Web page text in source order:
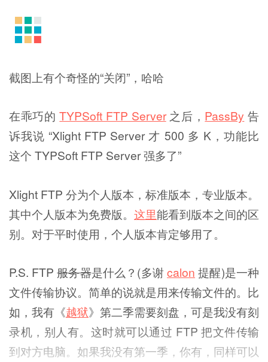
截图上有个奇怪的“关闭”，哈哈
在乖巧的TYPSoft FTP Server之后， PassBy 告
诉我说 “Xlight FTP Server 才 500 多 K，功能比
这个 TYPSoft FTP Server 强多了”
Xlight FTP 分为个人版本，标准版本，专业版本。
其中个人版本为免费版。 这里能看到版本之间的区
别。对于平时使用，个人版本肯定够用了。
P.S. FTP服务器是什么？(多谢calon 提醒)是一种
文件传输协议。简单的说就是用来传输文件的。比
如，我有《越狱》第二季需要刻盘，可是我没有刻
录机，别人有。这时就可以通过 FTP 把文件传输
到对方电脑。如果我没有第一季，你有，同样可以